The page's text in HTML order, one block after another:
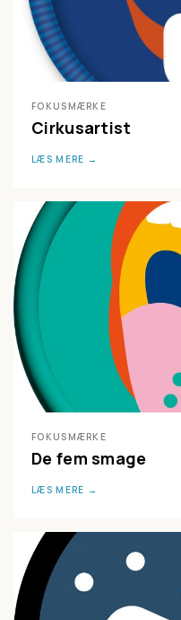
FOKUSMÆRKE
Cirkusartist
LÆS MERE
FOKUSMÆRKE
De fem smage
LÆS MERE